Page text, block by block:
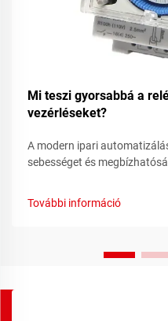
Mi teszi gyorsabbá a
vezérléseket?
A modern ipari
sebességet és
További információ